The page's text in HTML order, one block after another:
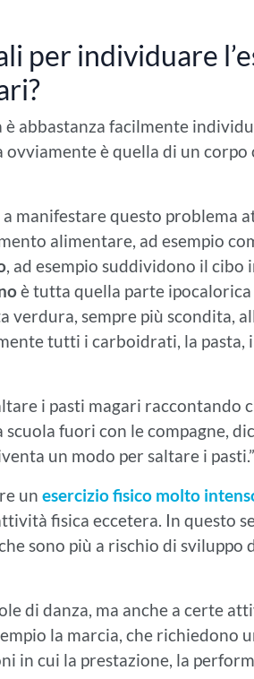
per individuare
è abbastanza facilmente
è quella di un
manifestare questo problema
alimentare, ad esempio
, ad esempio suddividono il cibo
è tutta quella parte
verdura, sempre più scondita,
tutti i carboidrati, la pasta,
i pasti magari raccontando
fuori con le compagne,
un modo per saltare i pasti.”
un esercizio fisico molto
fisica eccetera. In questo
sono più a rischio di sviluppo
di danza, ma anche a certe
la marcia, che richiedono
in cui la prestazione, la